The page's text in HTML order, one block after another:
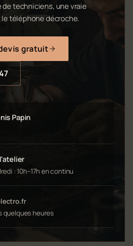
techniciens, une vraie
téléphone décroche.
gratuit
Papin
: 10h–17h en continu
quelques heures